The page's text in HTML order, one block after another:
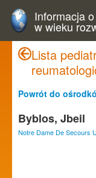
Informacja
w wieku
Lista
Powrót do
Byblos, Jbeil
Notre Dame De Secours